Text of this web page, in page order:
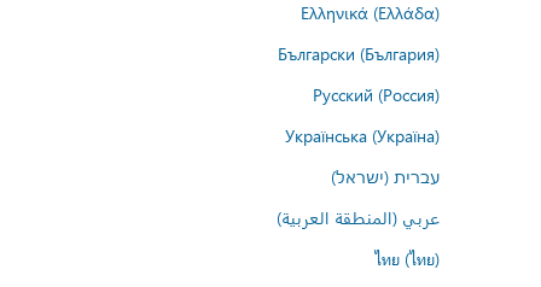
Ελληνικά (Ελλάδα)
Български (България)
Русский (Россия)
Українська (Україна)
עברית (ישראל)
عربي (المنطقة العربية)
ไทย (ไทย)